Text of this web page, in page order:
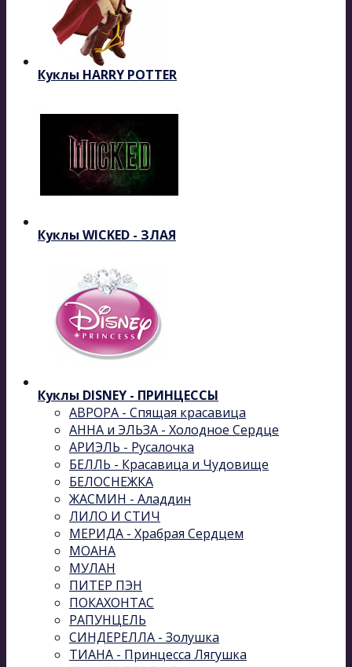
Куклы HARRY POTTER
Куклы WICKED - ЗЛАЯ
Куклы DISNEY - ПРИНЦЕССЫ
АВРОРА - Спящая красавица
АННА и ЭЛЬЗА - Холодное Сердце
АРИЭЛЬ - Русалочка
БЕЛЛЬ - Красавица и Чудовище
БЕЛОСНЕЖКА
ЖАСМИН - Аладдин
ЛИЛО И СТИЧ
МЕРИДА - Храбрая Сердцем
МОАНА
МУЛАН
ПИТЕР ПЭН
ПОКАХОНТАС
РАПУНЦЕЛЬ
СИНДЕРЕЛЛА - Золушка
ТИАНА - Принцесса Лягушка